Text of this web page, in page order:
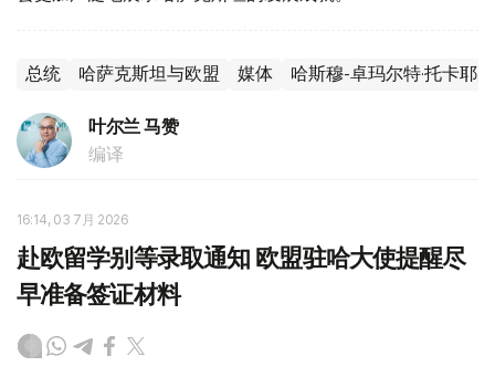
总统 哈萨克斯坦与欧盟 媒体 哈斯穆-卓玛尔特·托卡耶夫
叶尔兰 马赞
编译
16:14, 03 7月 2026
赴欧留学别等录取通知 欧盟驻哈大使提醒尽
早准备签证材料